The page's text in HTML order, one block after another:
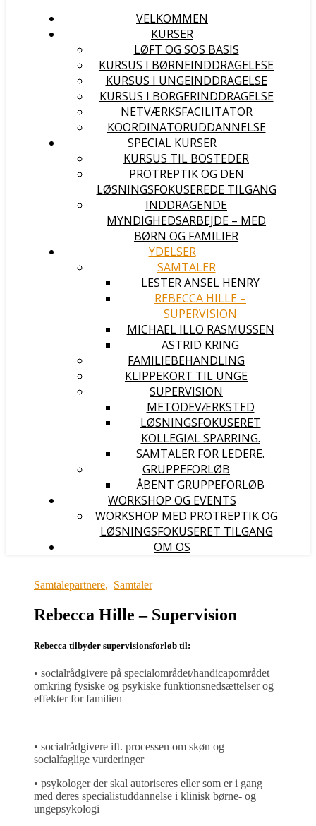
VELKOMMEN
KURSER
LØFT OG SOS BASIS
KURSUS I BØRNEINDDRAGELESE
KURSUS I UNGEINDDRAGELSE
KURSUS I BORGERINDDRAGELSE
NETVÆRKSFACILITATOR
KOORDINATORUDDANNELSE
SPECIAL KURSER
KURSUS TIL BOSTEDER
PROTREPTIK OG DEN
LØSNINGSFOKUSEREDE TILGANG
INDDRAGENDE
MYNDIGHEDSARBEJDE – MED
BØRN OG FAMILIER
YDELSER
SAMTALER
LESTER ANSEL HENRY
REBECCA HILLE –
SUPERVISION
MICHAEL ILLO RASMUSSEN
ASTRID KRING
FAMILIEBEHANDLING
KLIPPEKORT TIL UNGE
SUPERVISION
METODEVÆRKSTED
LØSNINGSFOKUSERET
KOLLEGIAL SPARRING.
SAMTALER FOR LEDERE.
GRUPPEFORLØB
ÅBENT GRUPPEFORLØB
WORKSHOP OG EVENTS
WORKSHOP MED PROTREPTIK OG
LØSNINGSFOKUSERET TILGANG
OM OS
Samtalepartnere, Samtaler
Rebecca Hille – Supervision
Rebecca tilbyder supervisionsforløb til:
• socialrådgivere på specialområdet/handicapområdet
omkring fysiske og psykiske funktionsnedsættelser og
effekter for familien
• socialrådgivere ift. processen om skøn og
socialfaglige vurderinger
• psykologer der skal autoriseres eller som er i gang
med deres specialistuddannelse i klinisk børne- og
ungepsykologi